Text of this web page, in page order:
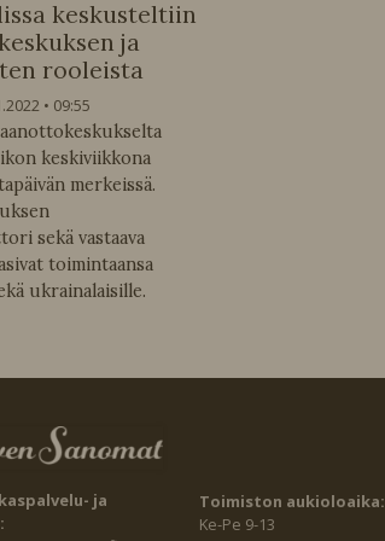
keskusteltiin
ja
rooleista
09:55
keskiviikkona
merkeissä.
sekä vastaava
toimintaansa
ukrainalaisille.
ja
Toimiston aukioloaika:
Ke-Pe 9-13